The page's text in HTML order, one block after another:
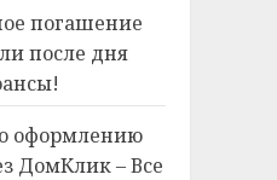
погашение
после дня
оформлению
ДомКлик – Все